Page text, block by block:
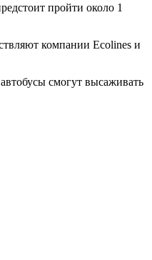
пройти около 1
компании Ecolines и
смогут высаживать